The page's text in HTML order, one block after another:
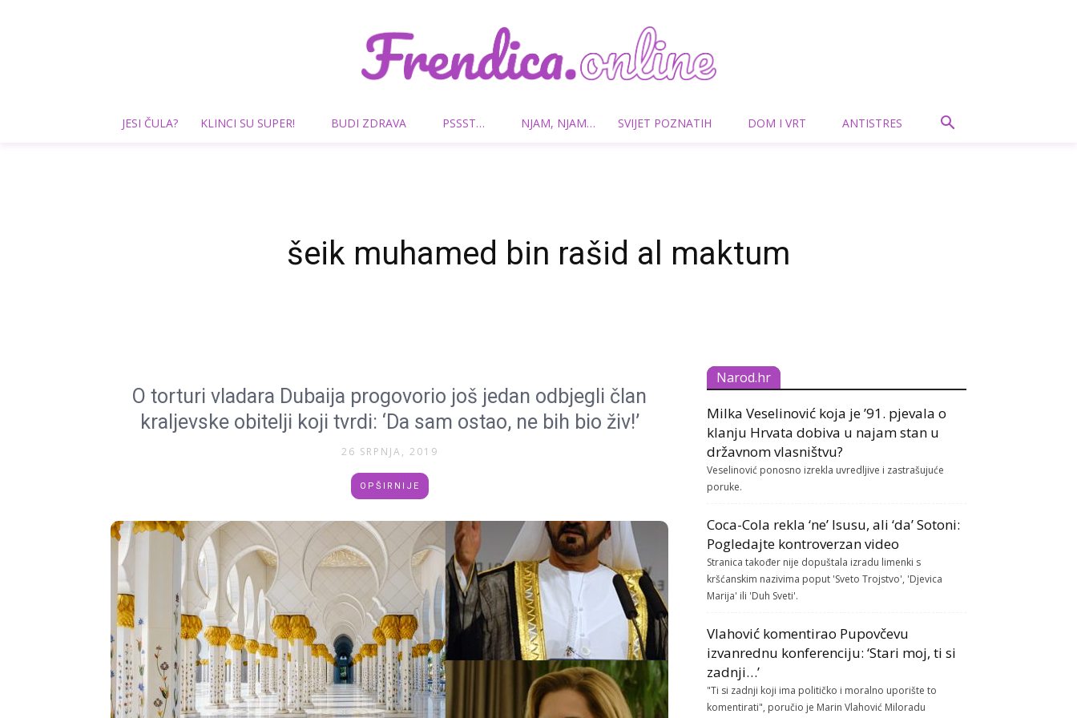
Frendica.online
JESI ČULA? KLINCI SU SUPER! BUDI ZDRAVA PSSST… NJAM, NJAM… SVIJET POZNATIH DOM I VRT ANTISTRES
šeik muhamed bin rašid al maktum
O torturi vladara Dubaija progovorio još jedan odbjegli član
kraljevske obitelji koji tvrdi: ‘Da sam ostao, ne bih bio živ!’
26 SRPNJA, 2019
OPŠIRNIJE
Narod.hr
Milka Veselinović koja je ’91. pjevala o
klanju Hrvata dobiva u najam stan u
državnom vlasništvu?
Veselinović ponosno izrekla uvredljive i zastrašujuće
poruke.
Coca-Cola rekla ‘ne’ Isusu, ali ‘da’ Sotoni:
Pogledajte kontroverzan video
Stranica također nije dopuštala izradu limenki s
kršćanskim nazivima poput 'Sveto Trojstvo', 'Djevica
Marija' ili 'Duh Sveti'.
Vlahović komentirao Pupovčevu
izvanrednu konferenciju: ‘Stari moj, ti si
zadnji…’
"Ti si zadnji koji ima političko i moralno uporište to
komentirati", poručio je Marin Vlahović Miloradu